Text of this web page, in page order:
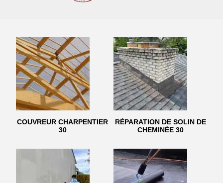
COUVREUR CHARPENTIER
30
RÉPARATION DE SOLIN DE
CHEMINÉE 30